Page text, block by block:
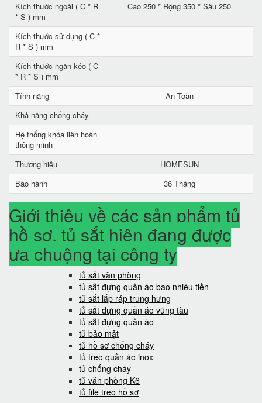
Kích thước ngoài ( C * R
* S ) mm
Cao 250 * Rộng 350 * Sâu 250
Kích thước sử dụng ( C *
R * S ) mm
Kích thước ngăn kéo ( C
* R * S ) mm
Tính năng
An Toàn
Khả năng chống cháy
Hệ thống khóa liên hoàn
thông minh
Thương hiệu
HOMESUN
Bảo hành
36 Tháng
Giới thiệu về các sản phẩm tủ
hồ sơ, tủ sắt hiện đang được
ưa chuộng tại công ty
tủ sắt văn phòng
tủ sắt đựng quần áo bao nhiêu tiền
tủ sắt lắp ráp trung hưng
tủ sắt đựng quần áo vũng tàu
tủ sắt đựng quần áo
tủ bảo mật
tủ hồ sơ chống cháy
tủ treo quần áo inox
tủ chống cháy
tủ văn phòng K6
tủ file treo hồ sơ